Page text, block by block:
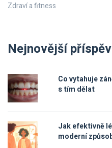
Zdraví a fitness
Nejnovější
Co vytahuje
s tím dělat
Jak efektivně
moderní